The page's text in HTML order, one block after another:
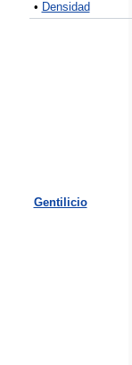
• Densidad
Gentilicio